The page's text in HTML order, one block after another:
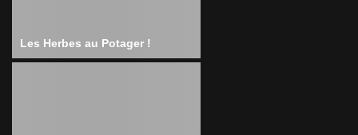
Les Herbes au Potager !